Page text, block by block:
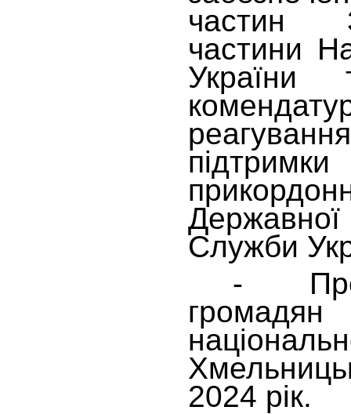
частин
частини
України
Служби
-
2024 рік.